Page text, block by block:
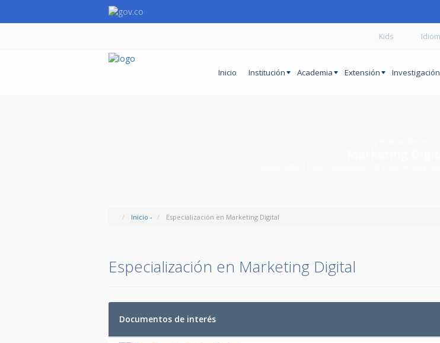
Kids
Inicio Institución Academia Extensión Investigación
Inicio - Especialización en Marketing Digital
Especialización en Marketing Digital
Documentos de interés